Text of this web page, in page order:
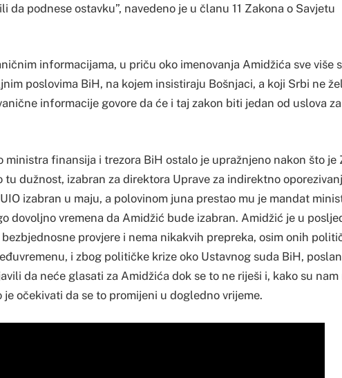
da podnese ostavku”, navedeno je u članu 11 Zakona o Savjetu
informacijama, u priču oko imenovanja Amidžića sve više
poslovima BiH, na kojem insistiraju Bošnjaci, a koji Srbi ne
informacije govore da će i taj zakon biti jedan od uslova za
ministra finansija i trezora BiH ostalo je upražnjeno nakon što je
tu dužnost, izabran za direktora Uprave za indirektno
izabran u maju, a polovinom juna prestao mu je mandat
dovoljno vremena da Amidžić bude izabran. Amidžić je u
bezbjednosne provjere i nema nikakvih prepreka, osim onih
i zbog političke krize oko Ustavnog suda BiH,
da neće glasati za Amidžića dok se to ne riješi i, kako su nam
očekivati da se to promijeni u dogledno vrijeme.